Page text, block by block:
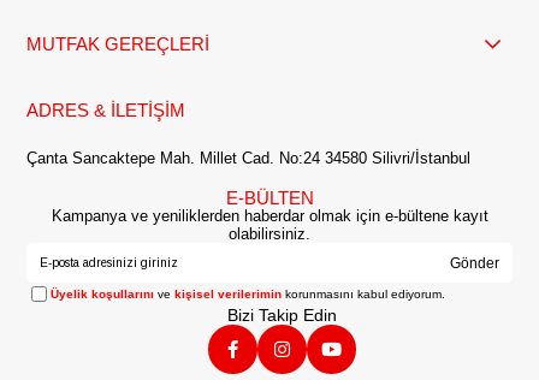
MUTFAK GEREÇLERİ
ADRES & İLETİŞİM
Çanta Sancaktepe Mah. Millet Cad. No:24 34580 Silivri/İstanbul
E-BÜLTEN
Kampanya ve yeniliklerden haberdar olmak için e-bültene kayıt
olabilirsiniz.
Gönder
Üyelik koşullarını vekişisel verilerimin korunmasını kabul ediyorum.
Bizi Takip Edin